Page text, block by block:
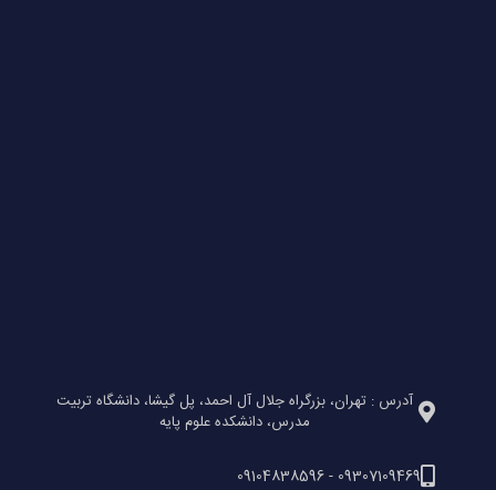
آدرس : تهران، بزرگراه جلال آل احمد، پل گیشا، دانشگاه تربیت
مدرس، دانشکده علوم پایه
09307109469 - 09104838596